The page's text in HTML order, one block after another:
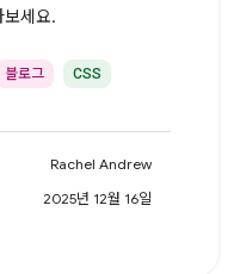
보세요.
블로그 CSS
Rachel Andrew
2025년 12월 16일